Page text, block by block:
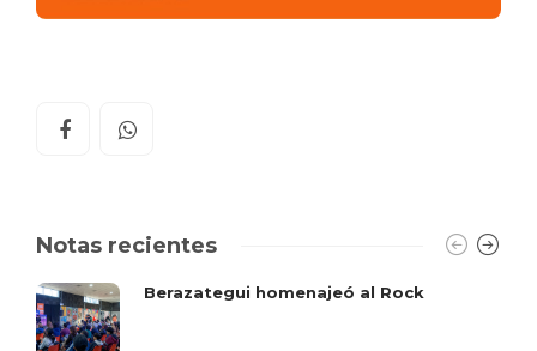
Notas recientes
Berazategui homenajeó al Rock